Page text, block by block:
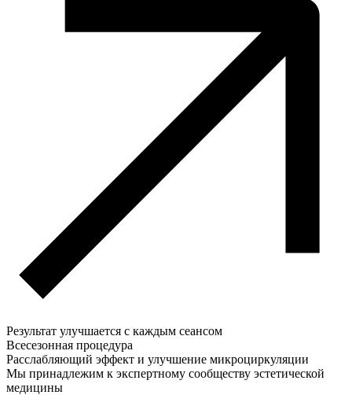
Результат улучшается с каждым сеансом
Всесезонная процедура
Расслабляющий эффект и улучшение микроциркуляции
Мы принадлежим к экспертному сообществу эстетической
медицины